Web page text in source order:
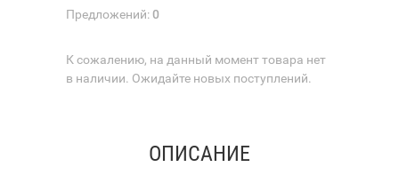
Предложений:0
К сожалению, на данный момент товара нет
в наличии. Ожидайте новых поступлений.
ОПИСАНИЕ